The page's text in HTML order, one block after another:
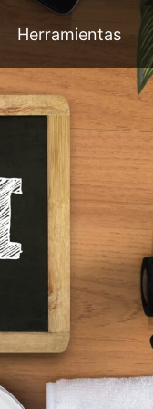
Herramientas